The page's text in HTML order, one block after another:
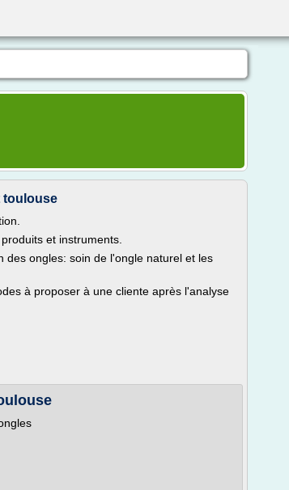
toulouse
et instruments.
des ongles: soin de l'ongle naturel et les
à proposer à une cliente après l'analyse